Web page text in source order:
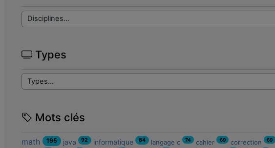
Types
Mots clés
math 195 java 92 informatique 84 langage c 74 cahier 69 correction 69